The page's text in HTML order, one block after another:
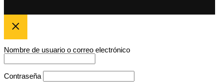
Nombre de usuario o correo electrónico
Contraseña